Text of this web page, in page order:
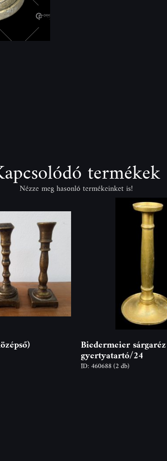
termékek
Nézze meg hasonló termékeinket is!
Biedermeier sárgaréz
gyertyatartó/24
ID: 460688(2 db)